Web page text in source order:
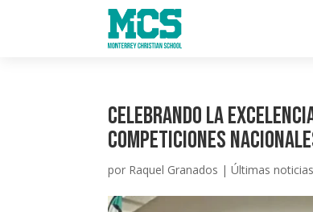
Celebrando la
competiciones
por Raquel Granados |Últimas noticias